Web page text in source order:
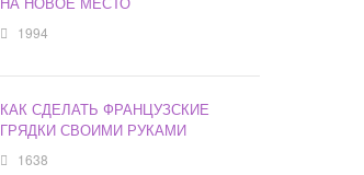
1994
КАК СДЕЛАТЬ ФРАНЦУЗСКИЕ
ГРЯДКИ СВОИМИ РУКАМИ
1638